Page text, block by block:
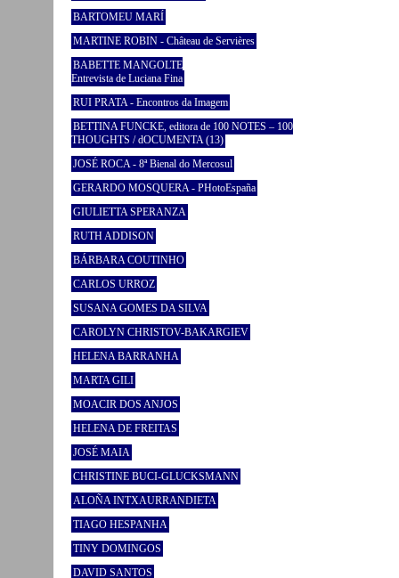
BARTOMEU MARÍ
MARTINE ROBIN - Château de Servières
BABETTE MANGOLTE
Entrevista de Luciana Fina
RUI PRATA - Encontros da Imagem
BETTINA FUNCKE, editora de 100 NOTES – 100
THOUGHTS / dOCUMENTA (13)
JOSÉ ROCA - 8ª Bienal do Mercosul
GERARDO MOSQUERA - PHotoEspaña
GIULIETTA SPERANZA
RUTH ADDISON
BÁRBARA COUTINHO
CARLOS URROZ
SUSANA GOMES DA SILVA
CAROLYN CHRISTOV-BAKARGIEV
HELENA BARRANHA
MARTA GILI
MOACIR DOS ANJOS
HELENA DE FREITAS
JOSÉ MAIA
CHRISTINE BUCI-GLUCKSMANN
ALOÑA INTXAURRANDIETA
TIAGO HESPANHA
TINY DOMINGOS
DAVID SANTOS